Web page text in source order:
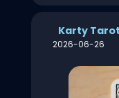
Karty
2026-06-26